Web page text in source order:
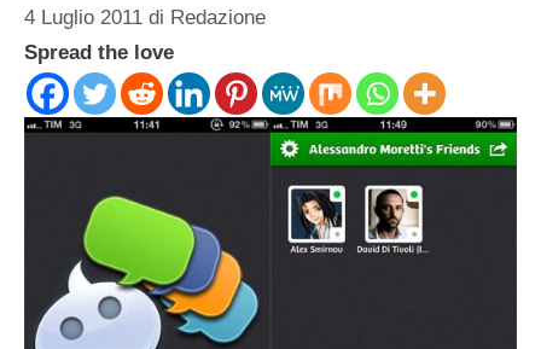
4 Luglio 2011 di Redazione
Spread the love